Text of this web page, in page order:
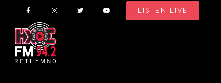
content
LISTEN LIVE